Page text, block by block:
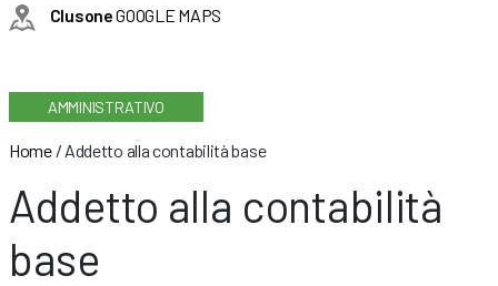
ClusoneGOOGLE MAPS
AMMINISTRATIVO
Home/ Addetto alla contabilità base
Addetto alla contabilità
base